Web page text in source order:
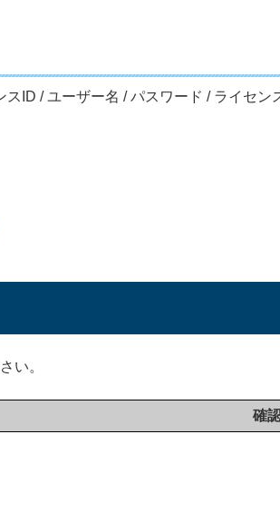
ID / ユーザー名 / パスワード / ライセ
い。
確